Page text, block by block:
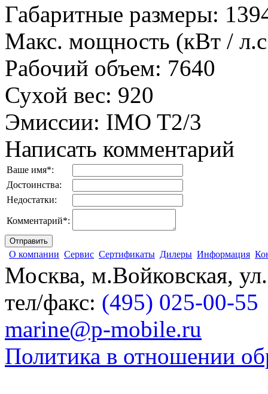
Габаритные размеры:
Макс. мощность (кВт /
Рабочий объем: 7640
Сухой вес: 920
Эмиссии: IMO T2/3
Написать комментарий
Ваше имя*:
Достоинства:
Недостатки:
Комментарий*:
О компании Сервис Сертификаты Дилеры Информация
Москва, м.Войковская,
тел/факс: (495) 025-00-55
marine@p-mobile.ru
Политика в отношении